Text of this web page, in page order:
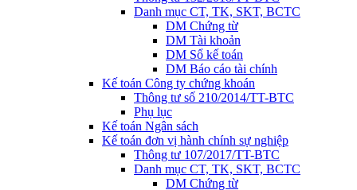
Danh mục CT, TK, SKT, BCTC
DM Chứng từ
DM Tài khoản
DM Sổ kế toán
DM Báo cáo tài chính
Kế toán Công ty chứng khoán
Thông tư số 210/2014/TT-BTC
Phụ lục
Kế toán Ngân sách
Kế toán đơn vị hành chính sự nghiệp
Thông tư 107/2017/TT-BTC
Danh mục CT, TK, SKT, BCTC
DM Chứng từ